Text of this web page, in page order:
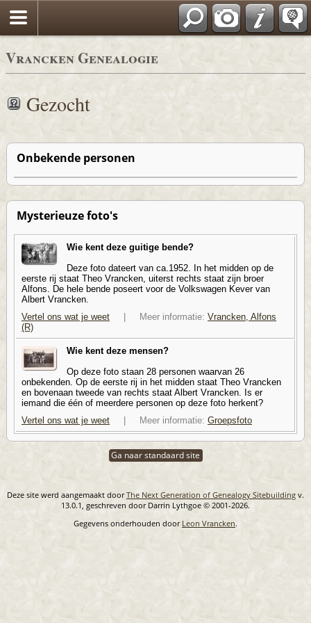
Vrancken Genealogie
Gezocht
Onbekende personen
Mysterieuze foto's
Wie kent deze guitige bende?
Deze foto dateert van ca.1952. In het midden op de
eerste rij staat Theo Vrancken, uiterst rechts staat zijn broer
Alfons. De hele bende poseert voor de Volkswagen Kever van
Albert Vrancken.
Vertel ons wat je weet | Meer informatie: Vrancken, Alfons
(R)
Wie kent deze mensen?
Op deze foto staan 28 personen waarvan 26
onbekenden. Op de eerste rij in het midden staat Theo Vrancken
en bovenaan tweede van rechts staat Albert Vrancken. Is er
iemand die één of meerdere personen op deze foto herkent?
Vertel ons wat je weet | Meer informatie: Groepsfoto
Ga naar standaard site
Deze site werd aangemaakt doorThe Next Generation of Genealogy Sitebuilding v.
13.0.1, geschreven door Darrin Lythgoe © 2001-2026.
Gegevens onderhouden door Leon Vrancken.